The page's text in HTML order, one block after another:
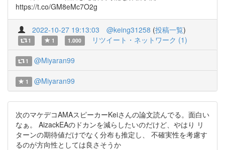
https://t.co/GM8eMc7O2g
2022-10-27 19:13:03 @keing31258 (投稿一覧)
1 1 1.000 リツイート・ネットワーク (1)
1 @Miyaran99
1 @Miyaran99
次のマケデコAMAスピーカーKeiさんの論文読んでる。面白い
なぁ。 AizackEAのドカンを減らしたいのだけど、やはり リ
ターンの期待値だけでなく分布も推定し、 不確実性を考慮す
るのが方向性としては良さそうか